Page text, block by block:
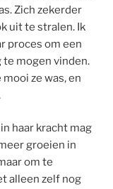
Zich zekerder
uit te stralen. Ik
proces om een
mogen vinden.
ze was, en
haar kracht mag
groeien in
om te
alleen zelf nog